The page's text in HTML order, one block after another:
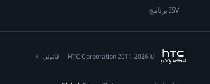
ISV برنامج
© 2011-2026 HTC Corporation قانوني